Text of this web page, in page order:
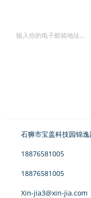
石狮市宝盖科技园锦
18876581005
18876581005
Xin-jia3@xin-jia.com